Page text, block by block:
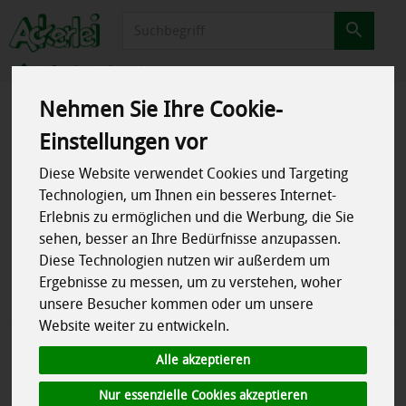
Nehmen Sie Ihre Cookie-
Einstellungen vor
Diese Website verwendet Cookies und Targeting
Technologien, um Ihnen ein besseres Internet-
Erlebnis zu ermöglichen und die Werbung, die Sie
sehen, besser an Ihre Bedürfnisse anzupassen.
Diese Technologien nutzen wir außerdem um
Ergebnisse zu messen, um zu verstehen, woher
unsere Besucher kommen oder um unsere
Website weiter zu entwickeln.
Alle akzeptieren
Nur essenzielle Cookies akzeptieren
Gemüse Spargel
Produkte Gemüse Spargel
Produkt "! Spargel weiß -
Saisonende" nicht verfügbar.
Das von Ihnen gesuchte Produkt ist leider zur Zeit nicht
verfügbar.
Alle Preise in Euro (€) inkl. gesetzlicher Mehrwertsteuer, zuzüglich